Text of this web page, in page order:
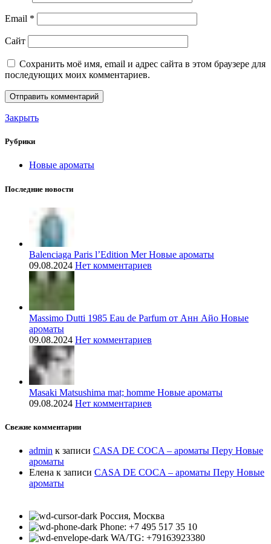
Email *
Сайт
Сохранить моё имя, email и адрес сайта в этом браузере для
последующих моих комментариев.
Закрыть
Рубрики
Новые ароматы
Последние новости
Balenciaga Paris l’Edition Mer Новые ароматы
09.08.2024 Нет комментариев
Massimo Dutti 1985 Eau de Parfum от Анн Айо Новые
ароматы
09.08.2024 Нет комментариев
Masaki Matsushima mat; homme Новые ароматы
09.08.2024 Нет комментариев
Свежие комментарии
admin к записи CASA DE COCA – ароматы Перу Новые
ароматы
Елена к записи CASA DE COCA – ароматы Перу Новые
ароматы
Россия, Москва
Phone: +7 495 517 35 10
WA/TG: +79163923380